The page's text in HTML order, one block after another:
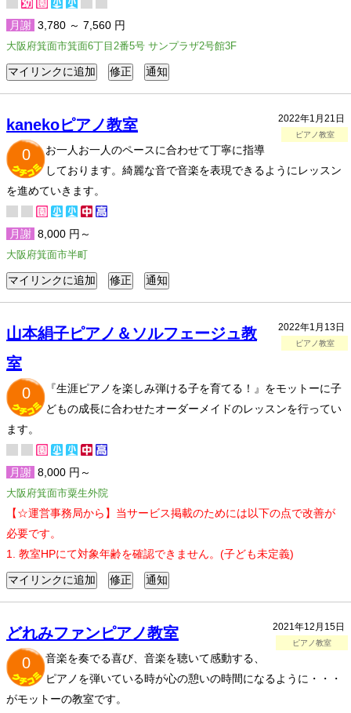
月謝 3,780 ～ 7,560 円
大阪府箕面市箕面6丁目2番5号 サンプラザ2号館3F
2022年1月21日
ピアノ教室
kanekoピアノ教室
0
お一人お一人のペースに合わせて丁寧に指導
しております。綺麗な音で音楽を表現できるようにレッスン
を進めていきます。
月謝 8,000 円～
大阪府箕面市半町
2022年1月13日
ピアノ教室
山本絹子ピアノ＆ソルフェージュ教
室
0
『生涯ピアノを楽しみ弾ける子を育てる！』をモットーに子
どもの成長に合わせたオーダーメイドのレッスンを行ってい
ます。
月謝 8,000 円～
大阪府箕面市粟生外院
【☆運営事務局から】当サービス掲載のためには以下の点で改善が
必要です。
1. 教室HPにて対象年齢を確認できません。(子ども未定義)
2021年12月15日
ピアノ教室
どれみファンピアノ教室
0
音楽を奏でる喜び、音楽を聴いて感動する、
ピアノを弾いている時が心の憩いの時間になるように・・・
がモットーの教室です。